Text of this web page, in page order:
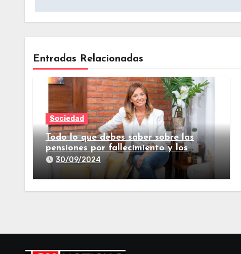
Entradas Relacionadas
Sociedad
Todo lo que debes saber sobre las
pensiones por fallecimiento y los
seguros de vida
30/09/2024